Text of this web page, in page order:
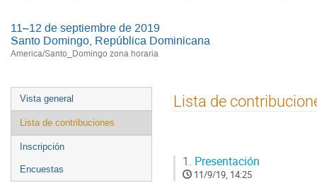
11–12 de septiembre de 2019
Santo Domingo, República Dominicana
America/Santo_Domingo zona horaria
Event
menu
Vista general
Lista de contribuciones
Inscripción
Encuestas
Lista de
1. Presentación
11/9/19, 14:25